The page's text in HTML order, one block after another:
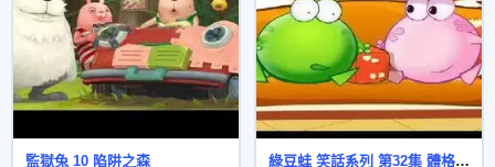
監獄兔 10 陷阱之森 綠豆蛙 笑話系列 第32集 體格優勢